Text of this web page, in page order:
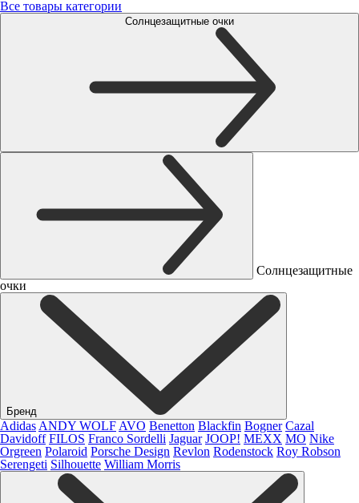
Все товары категории
Солнцезащитные очки
Солнцезащитные
очки
Бренд
Adidas ANDY WOLF AVO Benetton Blackfin Bogner Cazal
Davidoff FILOS Franco Sordelli Jaguar JOOP! MEXX MO Nike
Orgreen Polaroid Porsche Design Revlon Rodenstock Roy Robson
Serengeti Silhouette William Morris